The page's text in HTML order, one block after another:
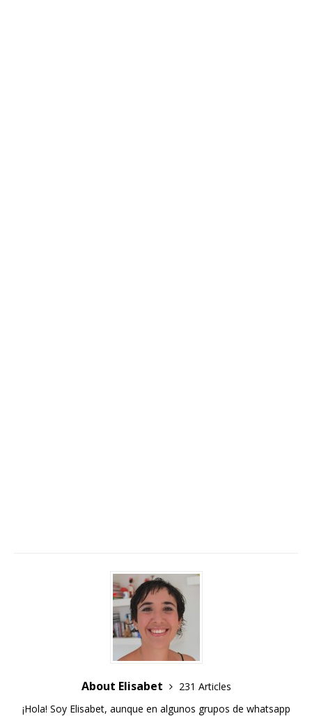
About Elisabet
231 Articles
¡Hola! Soy Elisabet, aunque en algunos grupos de whatsapp